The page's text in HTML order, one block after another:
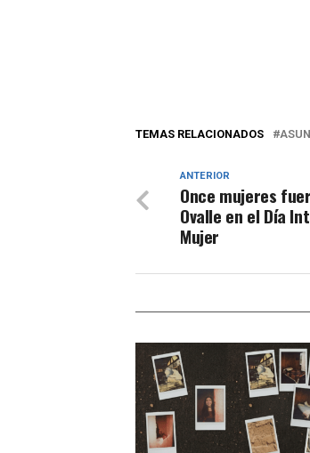
TEMAS RELACIONADOS
ANTERIOR
Once mujeres
Ovalle en el Día
Mujer